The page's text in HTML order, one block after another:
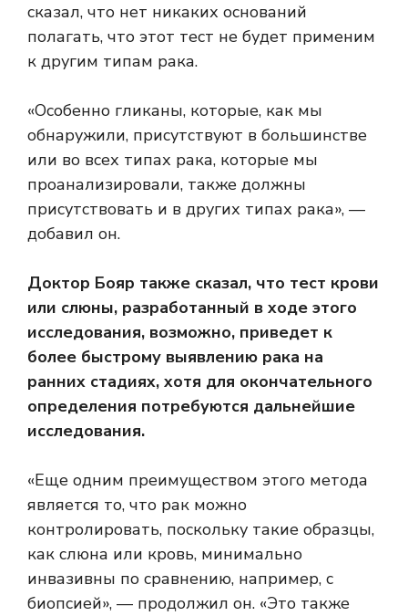
сказал, что нет никаких оснований
полагать, что этот тест не будет применим
к другим типам рака.
«Особенно гликаны, которые, как мы
обнаружили, присутствуют в большинстве
или во всех типах рака, которые мы
проанализировали, также должны
присутствовать и в других типах рака», —
добавил он.
Доктор Бояр также сказал, что тест крови
или слюны, разработанный в ходе этого
исследования, возможно, приведет к
более быстрому выявлению рака на
ранних стадиях, хотя для окончательного
определения потребуются дальнейшие
исследования.
«Еще одним преимуществом этого метода
является то, что рак можно
контролировать, поскольку такие образцы,
как слюна или кровь, минимально
инвазивны по сравнению, например, с
биопсией», — продолжил он. «Это также